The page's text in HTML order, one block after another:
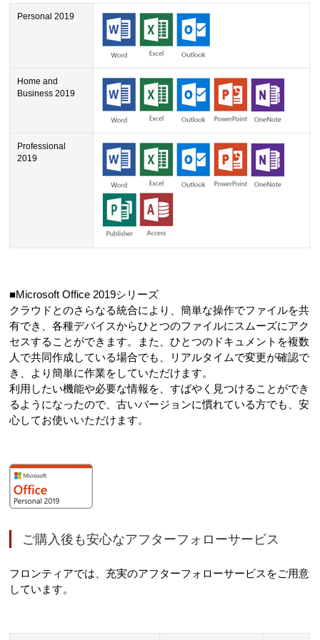
Personal 2019
Home and
Business 2019
Professional
2019
■Microsoft Office 2019シリーズ
クラウドとのさらなる統合により、簡単な操作でファイルを共
有でき、各種デバイスからひとつのファイルにスムーズにアク
セスすることができます。また、ひとつのドキュメントを複数
人で共同作成している場合でも、リアルタイムで変更が確認で
き、より簡単に作業をしていただけます。
利用したい機能や必要な情報を、すばやく見つけることができ
るようになったので、古いバージョンに慣れている方でも、安
心してお使いいただけます。
ご購入後も安心なアフターフォローサービス
フロンティアでは、充実のアフターフォローサービスをご用意
しています。